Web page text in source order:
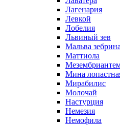
Лагенария
Левкой
Лобелия
Львиный зев
Мальва зебрина
Маттиола
Мина
Мирабилис
Молочай
Настурция
Немезия
Немофила